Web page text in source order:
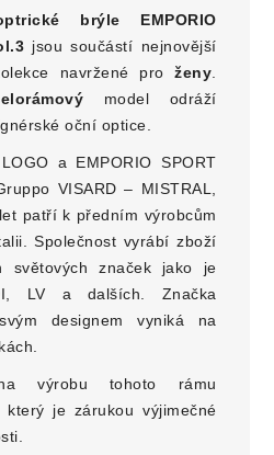
brýle EMPORIO
jsou součástí nejnovější
navržené proženy
model odráží
oční optice.
a EMPORIO SPORT
VISARD – MISTRAL,
patří k předním výrobcům
Společnost vyrábí zboží
světových značek jako je
LV a dalších. Značka
designem vyniká na
výrobu tohoto rámu
, který je zárukou výjimečné